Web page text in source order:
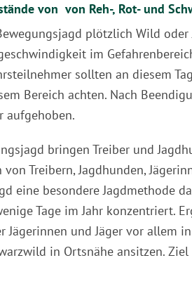
von von Reh-, Rot- und
plötzlich Wild
im
sollten an diesem
Bereich achten. Nach
aufgehoben.
bringen Treiber und
Treibern, Jagdhunden,
eine besondere Jagdmethode
Tage im Jahr konzentriert.
Jägerinnen und Jäger vor allem
in Ortsnähe ansitzen.